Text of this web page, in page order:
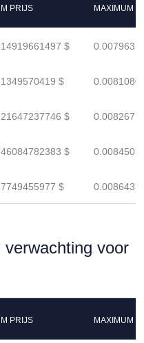
PRIJS MAXIMUM
$
$
$
$
$
voor
PRIJS MAXIMUM